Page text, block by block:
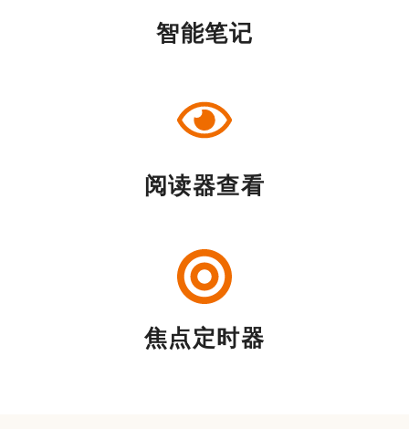
智能笔记
阅读器查看
焦点定时器